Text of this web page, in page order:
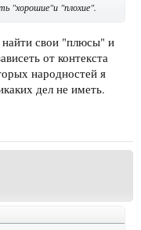
"хорошие"и "плохие".
свои "плюсы" и
от контекста
народностей я
дел не иметь.